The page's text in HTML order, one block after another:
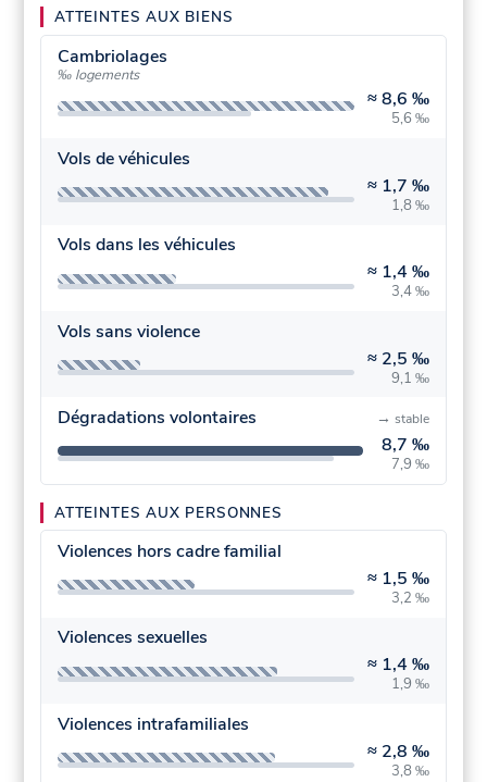
ATTEINTES AUX BIENS
Cambriolages
‰ logements
≈8,6 ‰
5,6 ‰
Vols de véhicules
≈ 1,7 ‰
1,8 ‰
Vols dans les véhicules
≈ 1,4 ‰
3,4 ‰
Vols sans violence
≈ 2,5 ‰
9,1 ‰
Dégradations volontaires
8,7 ‰
7,9 ‰
→ stable
ATTEINTES AUX PERSONNES
Violences hors cadre familial
≈ 1,5 ‰
3,2 ‰
Violences sexuelles
≈ 1,4 ‰
1,9 ‰
Violences intrafamiliales
≈ 2,8 ‰
3,8 ‰